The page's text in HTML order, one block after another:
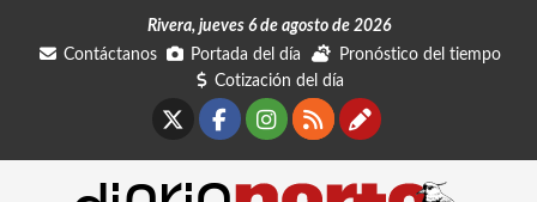
Rivera, jueves 6 de agosto de 2026
Contáctanos
Portada del día
Pronóstico del tiempo
Cotización del día
Facebook
Instagram
RSSContáctanos